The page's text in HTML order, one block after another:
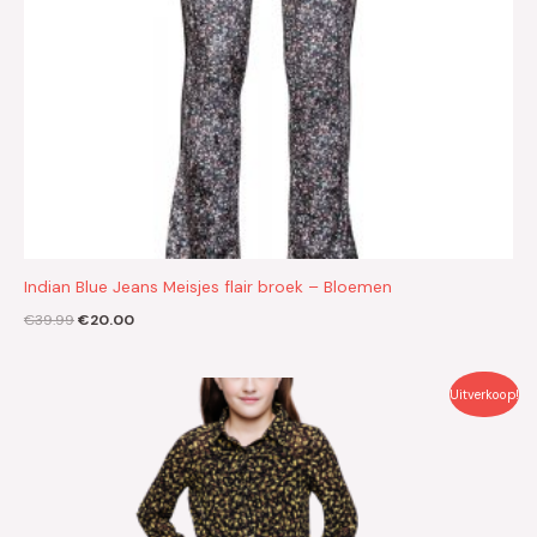
Indian Blue Jeans Meisjes flair broek – Bloemen
€39.99€20.00
Uitverkoop!
€20.00.